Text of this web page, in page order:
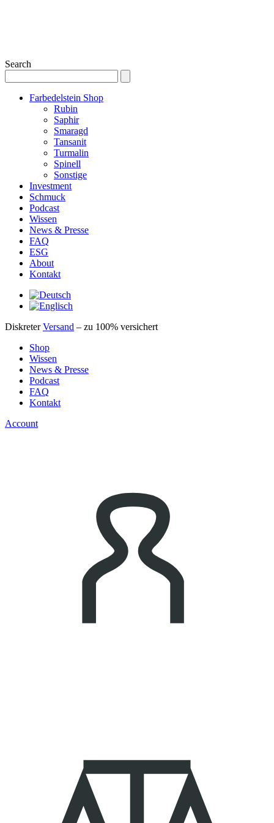
Search
Farbedelstein Shop
Rubin
Saphir
Smaragd
Tansanit
Turmalin
Spinell
Sonstige
Investment
Schmuck
Podcast
Wissen
News & Presse
FAQ
ESG
About
Kontakt
DiskreterVersand – zu 100% versichert
Shop
Wissen
News & Presse
Podcast
FAQ
Kontakt
Account